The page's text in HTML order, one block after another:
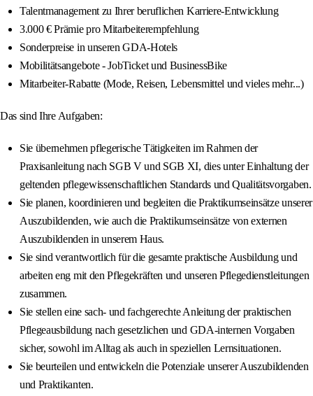
Talentmanagement zu Ihrer beruflichen Karriere-Entwicklung
3.000 € Prämie pro Mitarbeiterempfehlung
Sonderpreise in unseren GDA-Hotels
Mobilitätsangebote - JobTicket und BusinessBike
Mitarbeiter-Rabatte (Mode, Reisen, Lebensmittel und vieles mehr...)
Das sind Ihre Aufgaben:
Sie übernehmen pflegerische Tätigkeiten im Rahmen der
Praxisanleitung nach SGB V und SGB XI, dies unter Einhaltung der
geltenden pflegewissenschaftlichen Standards und Qualitätsvorgaben.
Sie planen, koordinieren und begleiten die Praktikumseinsätze unserer
Auszubildenden, wie auch die Praktikumseinsätze von externen
Auszubildenden in unserem Haus.
Sie sind verantwortlich für die gesamte praktische Ausbildung und
arbeiten eng mit den Pflegekräften und unseren Pflegedienstleitungen
zusammen.
Sie stellen eine sach- und fachgerechte Anleitung der praktischen
Pflegeausbildung nach gesetzlichen und GDA-internen Vorgaben
sicher, sowohl im Alltag als auch in speziellen Lernsituationen.
Sie beurteilen und entwickeln die Potenziale unserer Auszubildenden
und Praktikanten.